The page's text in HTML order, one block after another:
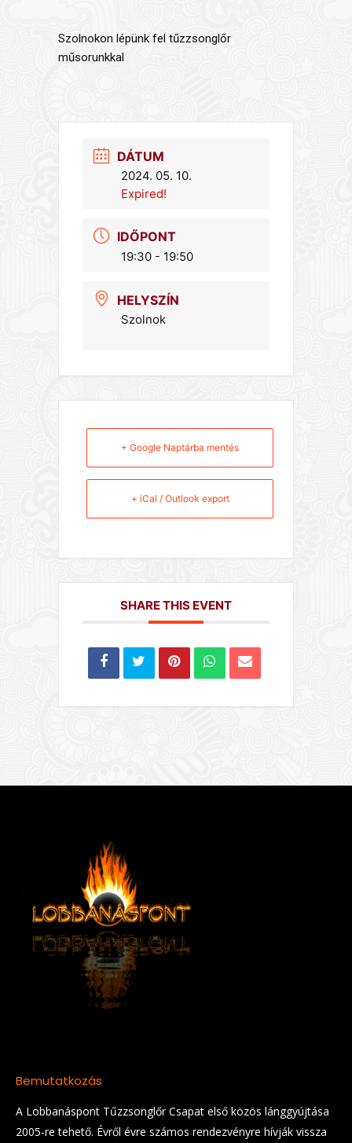
Szolnokon lépünk fel tűzzsonglőr
műsorunkkal
DÁTUM
2024. 05. 10.
Expired!
IDŐPONT
19:30 - 19:50
HELYSZÍN
Szolnok
+ Google Naptárba mentés
+ iCal / Outlook export
SHARE THIS EVENT
Bemutatkozás
A Lobbanáspont Tűzzsonglőr Csapat első közös lánggyújtása
2005-re tehető. Évről évre számos rendezvényre hívják vissza